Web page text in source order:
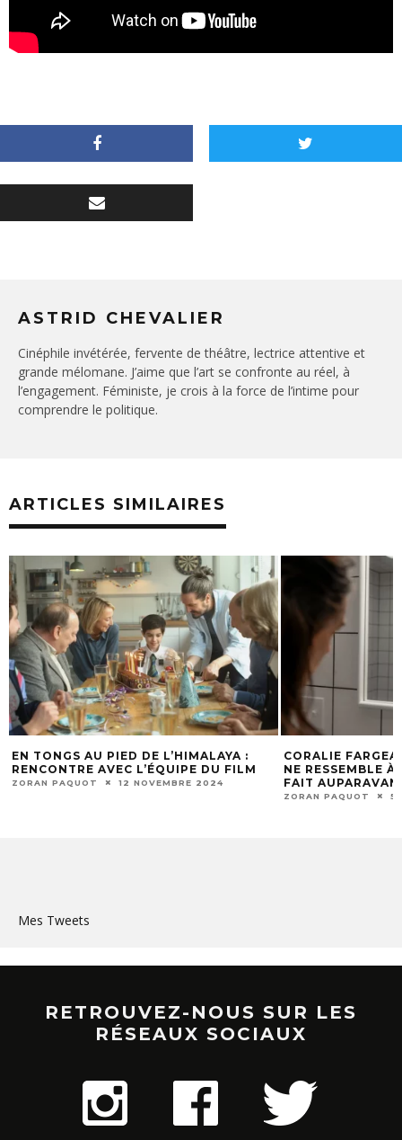
ASTRID CHEVALIER
Cinéphile invétérée, fervente de théâtre, lectrice attentive et
grande mélomane. J’aime que l’art se confronte au réel, à
l’engagement. Féministe, je crois à la force de l’intime pour
comprendre le politique.
ARTICLES SIMILAIRES
EN TONGS AU PIED DE L’HIMALAYA :
RENCONTRE AVEC L’ÉQUIPE DU FILM
ZORAN PAQUOT 12 NOVEMBRE 2024
CORALIE
NE RESSEMBLE
FAIT
ZORAN PAQUOT 5
Mes Tweets
RETROUVEZ-NOUS SUR LES
RÉSEAUX SOCIAUX